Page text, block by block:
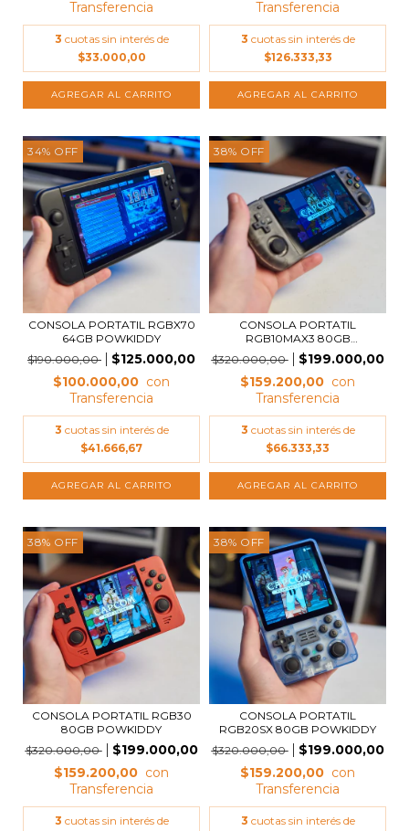
3 cuotas sin interés de
$33.000,00
3 cuotas sin interés de
$126.333,33
34% OFF
CONSOLA PORTATIL RGBX70
64GB POWKIDDY
$190.000,00
$125.000,00
$100.000,00
3 cuotas sin interés de
$41.666,67
38% OFF
CONSOLA PORTATIL
RGB10MAX3 80GB
POWKIDDY
$320.000,00
$199.000,00
$159.200,00
3 cuotas sin interés de
$66.333,33
38% OFF
CONSOLA PORTATIL RGB30
80GB POWKIDDY
$320.000,00
$199.000,00
$159.200,00
3 cuotas sin interés de
38% OFF
CONSOLA PORTATIL
RGB20SX 80GB POWKIDDY
$320.000,00
$199.000,00
$159.200,00
3 cuotas sin interés de